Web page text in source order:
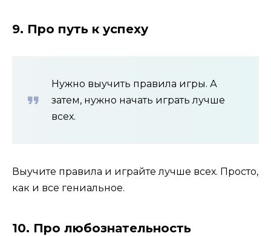
9. Про путь к успеху
Нужно выучить правила игры. А
затем, нужно начать играть лучше
всех.
Выучите правила и играйте лучше всех. Просто,
как и все гениальное.
10. Про любознательность